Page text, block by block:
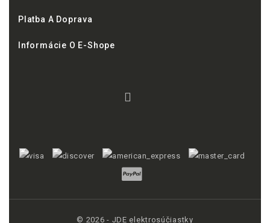
Platba A Doprava
Informácie O E-Shope
© 2026 - JDE elektrosúčiastky